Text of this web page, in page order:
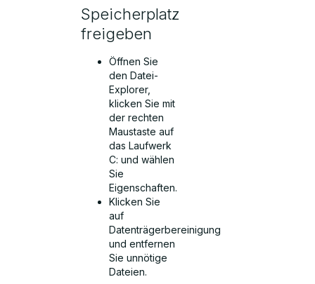
Speicherplatz
freigeben
Öffnen Sie
den Datei-
Explorer,
klicken Sie mit
der rechten
Maustaste auf
das Laufwerk
C: und wählen
Sie
Eigenschaften.
Klicken Sie
auf
Datenträgerbereinigung
und entfernen
Sie unnötige
Dateien.